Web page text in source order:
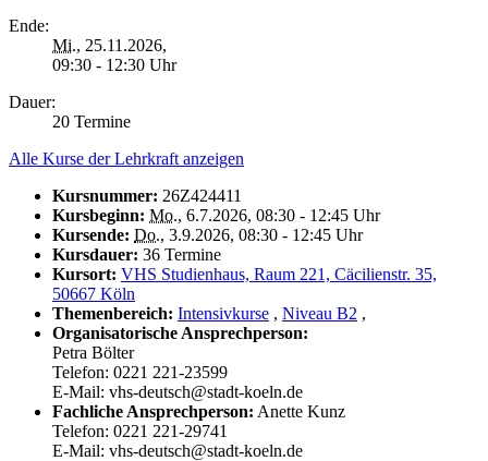
Ende:
Mi., 25.11.2026,
09:30 - 12:30 Uhr
Dauer:
20 Termine
Alle Kurse der Lehrkraft anzeigen
Kursnummer: 26Z424411
Kursbeginn: Mo., 6.7.2026, 08:30 - 12:45 Uhr
Kursende: Do., 3.9.2026, 08:30 - 12:45 Uhr
Kursdauer: 36 Termine
Kursort: VHS Studienhaus, Raum 221, Cäcilienstr. 35,
50667 Köln
Themenbereich: Intensivkurse , Niveau B2 ,
Organisatorische Ansprechperson:
Petra Bölter
Telefon: 0221 221-23599
E-Mail: vhs-deutsch@stadt-koeln.de
Fachliche Ansprechperson: Anette Kunz
Telefon: 0221 221-29741
E-Mail: vhs-deutsch@stadt-koeln.de